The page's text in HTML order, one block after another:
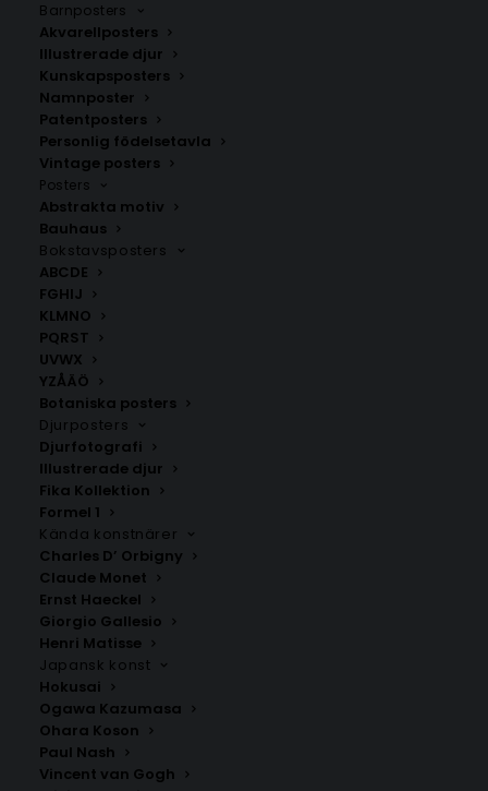
Barnposters
Akvarellposters
Illustrerade djur
Kunskapsposters
Namnposter
Patentposters
Personlig födelsetavla
Vintage posters
Posters
Abstrakta motiv
Bauhaus
Bokstavsposters
ABCDE
FGHIJ
KLMNO
PQRST
UVWX
YZÅÄÖ
Botaniska posters
Djurposters
Djurfotografi
Illustrerade djur
Fika Kollektion
Formel 1
Kända konstnärer
Charles D’ Orbigny
Claude Monet
Ernst Haeckel
Giorgio Gallesio
Henri Matisse
Japansk konst
Hokusai
Ogawa Kazumasa
Ohara Koson
Paul Nash
Vincent van Gogh
30×40 cm och 21×30 cm.
Danmark
ANDRA KÖPTE ÄVEN
Frederiksberg
Fr. 200.00